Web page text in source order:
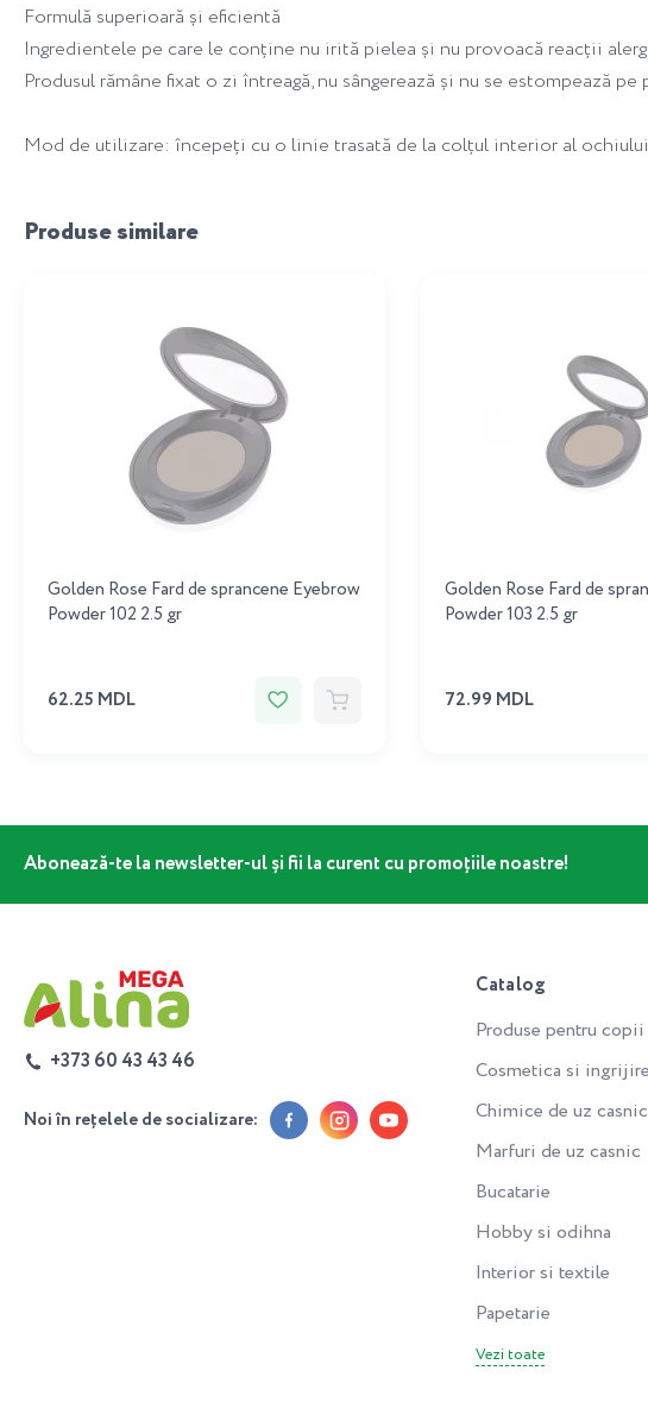
Formulă superioară și eficientă
Ingredientele pe care le conține nu irită pielea și nu provoacă reacții
Produsul rămâne fixat o zi întreagă, nu sângerează și nu se estompează pe
Mod de utilizare: începeți cu o linie trasată de la colțul interior al
Produse similare
Golden Rose Fard de sprancene Eyebrow
Powder 102 2.5 gr
62.25 MDL
Golden Rose Fard de
Powder 103 2.5 gr
72.99 MDL
Abonează-te la newsletter-ul și fii la curent cu promoțiile noastre!
+373 60 43 43 46
Noi în rețelele de socializare:
Catalog
Produse pentru copii
Cosmetica si ingrijire
Chimice de uz casnic
Marfuri de uz casnic
Bucatarie
Hobby si odihna
Interior si textile
Papetarie
Vezi toate